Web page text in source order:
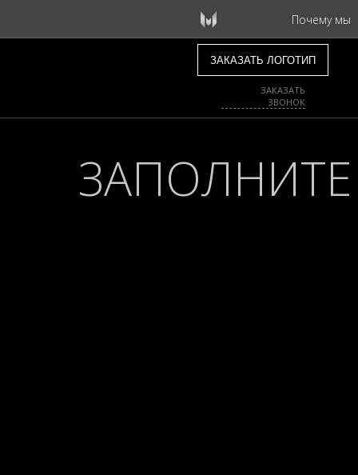
Почему мы
ЗАКАЗАТЬ
ЗВОНОК